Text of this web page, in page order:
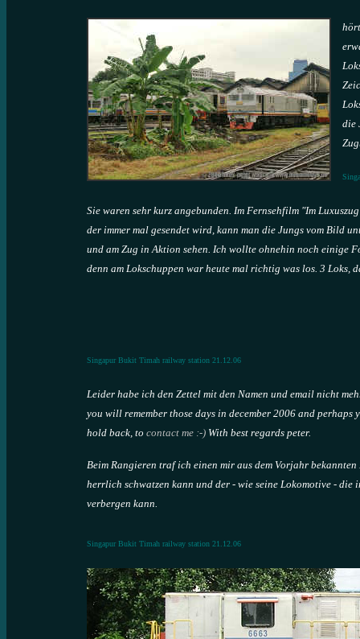
die
Singa
Sie waren sehr kurz angebunden. Im Fernsehfilm "Im
der immer mal gesendet wird, kann man die Jungs vom Bild
und am Zug in Aktion sehen. Ich wollte ohnehin noch einige
denn am Lokschuppen war heute mal richtig was los. 3 Loks,
Singapur Bukit Timah railway station 21.12.06
Leider habe ich den Zettel mit den Namen und email nicht
you will remember those days in december 2006 and perhaps
hold back, to contact me :-) With best regards peter.
Beim Rangieren traf ich einen mir aus dem Vorjahr bekannten
herrlich schwatzen kann und der - wie seine Lokomotive - die
verbergen kann.
Singapur Bukit Timah railway station 21.12.06